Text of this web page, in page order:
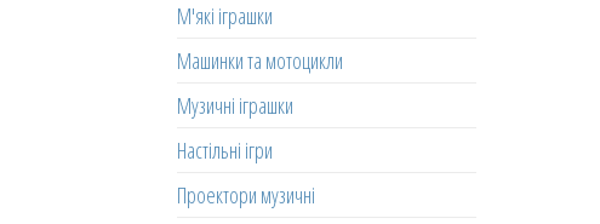
М'які іграшки
Машинки та мотоцикли
Музичні іграшки
Настільні ігри
Проектори музичні